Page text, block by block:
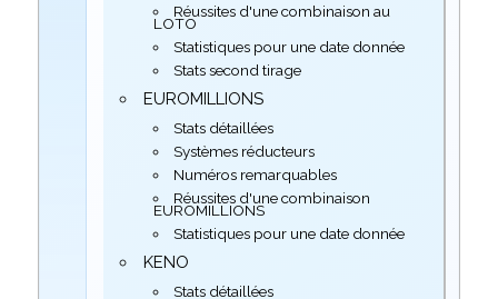
Réussites d'une combinaison au
LOTO
Statistiques pour une date donnée
Stats second tirage
EUROMILLIONS
Stats détaillées
Systèmes réducteurs
Numéros remarquables
Réussites d'une combinaison
EUROMILLIONS
Statistiques pour une date donnée
KENO
Stats détaillées